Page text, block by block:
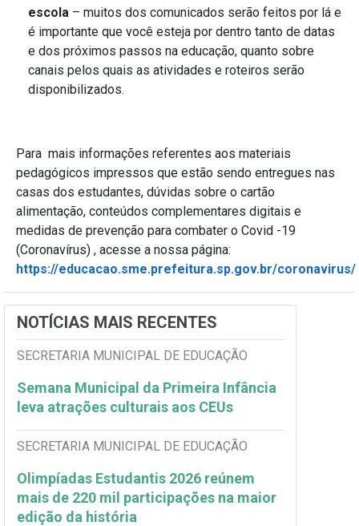
escola – muitos dos comunicados serão feitos por lá e
é importante que você esteja por dentro tanto de datas
e dos próximos passos na educação, quanto sobre
canais pelos quais as atividades e roteiros serão
disponibilizados.
Para mais informações referentes aos materiais
pedagógicos impressos que estão sendo entregues nas
casas dos estudantes, dúvidas sobre o cartão
alimentação, conteúdos complementares digitais e
medidas de prevenção para combater o Covid -19
(Coronavírus) , acesse a nossa página:
https://educacao.sme.prefeitura.sp.gov.br/coronavirus/
NOTÍCIAS MAIS RECENTES
SECRETARIA MUNICIPAL DE EDUCAÇÃO
Semana Municipal da Primeira Infância
leva atrações culturais aos CEUs
SECRETARIA MUNICIPAL DE EDUCAÇÃO
Olimpíadas Estudantis 2026 reúnem
mais de 220 mil participações na maior
edição da história